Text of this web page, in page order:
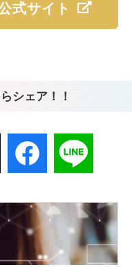
式サイト
シェア！！